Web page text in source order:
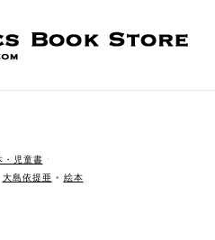
・児童書 ˑ
大島依提亜 • 絵本